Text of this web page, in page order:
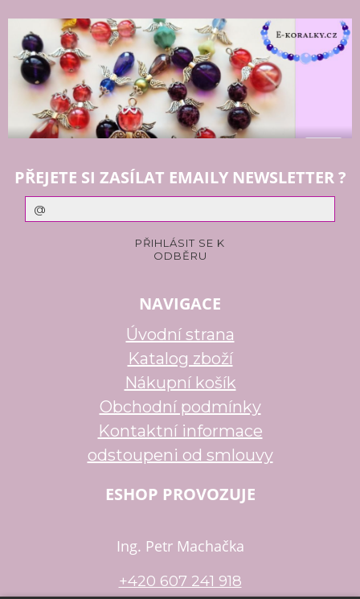
PŘEJETE SI ZASÍLAT EMAILY NEWSLETTER ?
NAVIGACE
Úvodní strana
Katalog zboží
Nákupní košík
Obchodní podmínky
Kontaktní informace
odstoupeni od smlouvy
ESHOP PROVOZUJE
Ing. Petr Machačka
+420 607 241 918